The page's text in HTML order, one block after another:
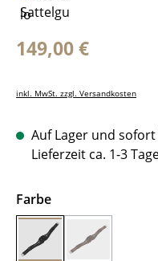
Regulärer Preis:
149,00 €
inkl. MwSt. zzgl. Versandkosten
Auf Lager und
Lieferzeit ca. 1-3
Farbeauswählen
black brown
(Diese